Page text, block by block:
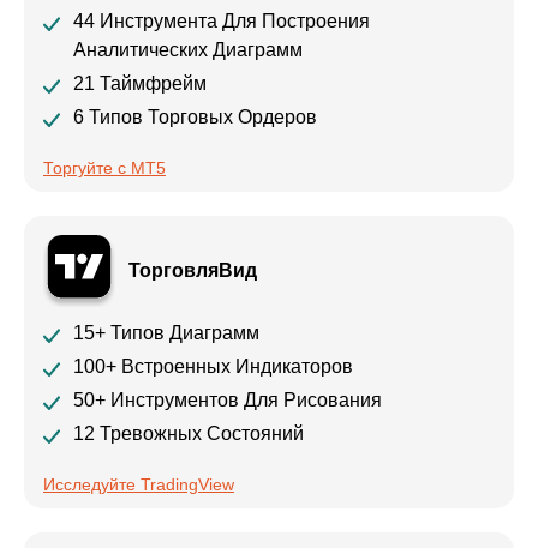
44 Инструмента Для Построения
Аналитических Диаграмм
21 Таймфрейм
6 Типов Торговых Ордеров
Торгуйте с MT5
ТорговляВид
15+ Типов Диаграмм
100+ Встроенных Индикаторов
50+ Инструментов Для Рисования
12 Тревожных Состояний
Исследуйте TradingView